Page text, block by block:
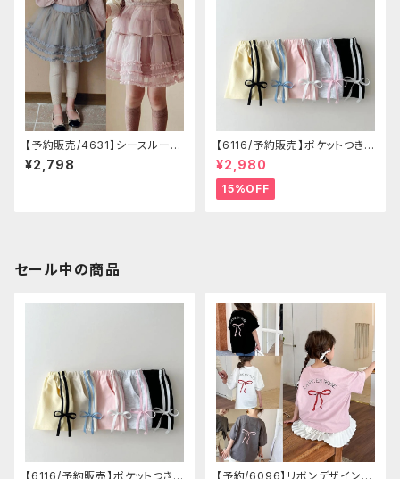
【予約販売/4631】シースルーチ
ュチュスカート
¥2,798
【6116/予約販売】ポケットつきシ
ョートパン
¥2,980
15%OFF
セール中の商品
【6116/予約販売】ポケットつきシ
【予約/6096】リボンデザイン T